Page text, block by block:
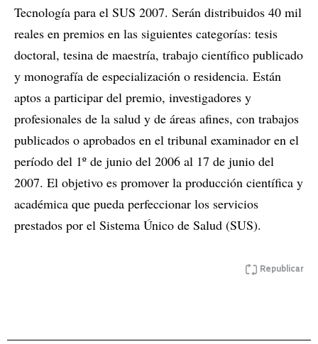
Tecnología para el SUS 2007. Serán distribuidos 40 mil
reales en premios en las siguientes categorías: tesis
doctoral, tesina de maestría, trabajo científico publicado
y monografía de especialización o residencia. Están
aptos a participar del premio, investigadores y
profesionales de la salud y de áreas afines, con trabajos
publicados o aprobados en el tribunal examinador en el
período del 1º de junio del 2006 al 17 de junio del
2007. El objetivo es promover la producción científica y
académica que pueda perfeccionar los servicios
prestados por el Sistema Único de Salud (SUS).
Republicar